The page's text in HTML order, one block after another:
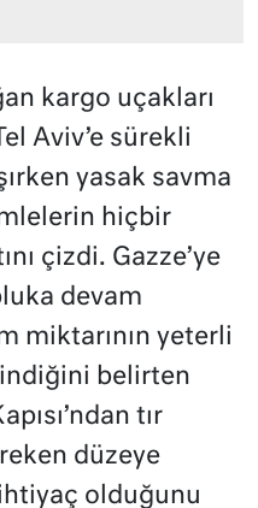
kargo uçakları
Aviv’e sürekli
yasak savma
hiçbir
çizdi. Gazze’ye
devam
miktarının yeterli
belirten
tır
düzeye
ihtiyaç olduğunu